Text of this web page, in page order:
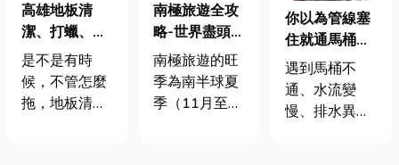
高雄地板清
潔、打蠟、除
膠，快速預
約，專人到府
清潔超省心！
是不是有時
候，不管怎麼
拖，地板清潔
南極旅遊全攻
略-世界盡頭的
奇幻冒險
南極旅遊的旺
季為南半球夏
季（11月至3
你以為管線塞
住就通馬桶？
其實早該找台
中抽水肥處理
了
遇到馬桶不
通、水流變
慢、排水異